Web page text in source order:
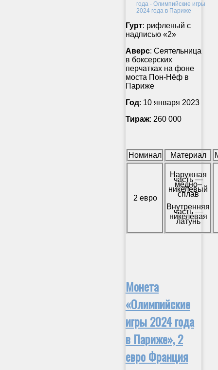
Гурт: рифленый с
надписью «2»
Аверс: Сеятельница
в боксерских
перчатках на фоне
моста Пон-Нёф в
Париже
Год: 10 января 2023
Тираж: 260 000
Номинал Материал
2 евро
Наружная
часть —
медно–
никелевый
сплав
Внутренняя
часть —
никелевая
латунь
Монета
«Олимпийские
игры 2024 года
в Париже», 2
евро Франция